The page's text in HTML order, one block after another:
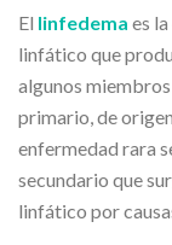
El linfedema es
linfático que
algunos
primario, de
enfermedad rara
secundario que
linfático por